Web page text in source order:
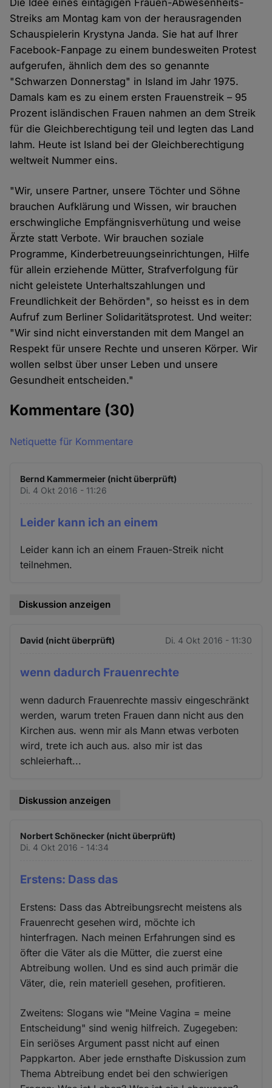
Streiks am Montag kam von der herausragenden
Schauspielerin Krystyna Janda. Sie hat auf Ihrer
Facebook-Fanpage zu einem bundesweiten Protest
aufgerufen, ähnlich dem des so genannte
"Schwarzen Donnerstag" in Island im Jahr 1975.
Damals kam es zu einem ersten Frauenstreik – 95
Prozent isländischen Frauen nahmen an dem Streik
für die Gleichberechtigung teil und legten das Land
lahm. Heute ist Island bei der Gleichberechtigung
weltweit Nummer eins.
"Wir, unsere Partner, unsere Töchter und Söhne
brauchen Aufklärung und Wissen, wir brauchen
erschwingliche Empfängnisverhütung und weise
Ärzte statt Verbote. Wir brauchen soziale
Programme, Kinderbetreuungseinrichtungen, Hilfe
für allein erziehende Mütter, Strafverfolgung für
nicht geleistete Unterhaltszahlungen und
Freundlichkeit der Behörden", so heisst es in dem
Aufruf zum Berliner Solidaritätsprotest. Und weiter:
"Wir sind nicht einverstanden mit dem Mangel an
Respekt für unsere Rechte und unseren Körper. Wir
wollen selbst über unser Leben und unsere
Gesundheit entscheiden."
Kommentare (30)
Netiquette für Kommentare
Bernd Kammermeier (nicht überprüft)
Di. 4 Okt 2016 - 11:26
Leider kann ich an einem
Leider kann ich an einem Frauen-Streik nicht
teilnehmen.
Diskussion anzeigen
David (nicht überprüft) Di. 4 Okt 2016 - 11:30
wenn dadurch Frauenrechte
wenn dadurch Frauenrechte massiv eingeschränkt
werden, warum treten Frauen dann nicht aus den
Kirchen aus. wenn mir als Mann etwas verboten
wird, trete ich auch aus. also mir ist das
schleierhaft...
Diskussion anzeigen
Norbert Schönecker (nicht überprüft)
Di. 4 Okt 2016 - 14:34
Erstens: Dass das
Erstens: Dass das Abtreibungsrecht meistens als
Frauenrecht gesehen wird, möchte ich
hinterfragen. Nach meinen Erfahrungen sind es
öfter die Väter als die Mütter, die zuerst eine
Abtreibung wollen. Und es sind auch primär die
Väter, die, rein materiell gesehen, profitieren.
Zweitens: Slogans wie "Meine Vagina = meine
Entscheidung" sind wenig hilfreich. Zugegeben:
Ein seriöses Argument passt nicht auf einen
Pappkarton. Aber jede ernsthafte Diskussion zum
Thema Abtreibung endet bei den schwierigen